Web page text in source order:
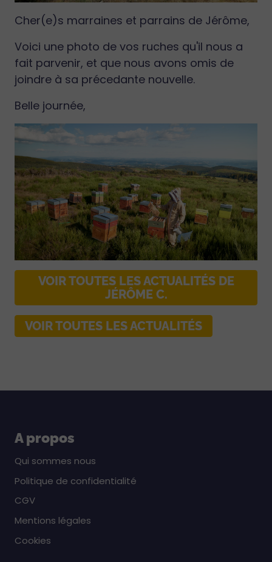
Cher(e)s marraines et parrains de Jérôme,
Voici une photo de vos ruches qu'il nous a
fait parvenir, et que nous avons omis de
joindre à sa précedante nouvelle.
Belle journée,
VOIR TOUTES LES ACTUALITÉS DE
JÉRÔME C.
VOIR TOUTES LES ACTUALITÉS
A propos
Qui sommes nous
Politique de confidentialité
CGV
Mentions légales
Cookies